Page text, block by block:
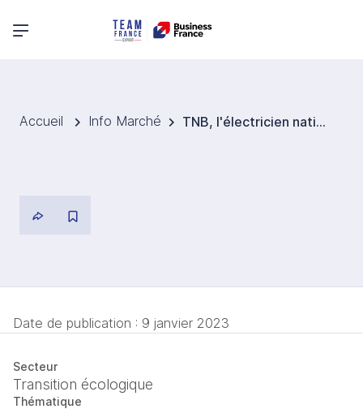
Menu principal
Accueil Info Marché TNB, l'électricien national, s'associe avec des entreprises privées pour trouver des sources d'énergie alternatives.
Date de publication : 9 janvier 2023
Secteur
Transition écologique
Thématique